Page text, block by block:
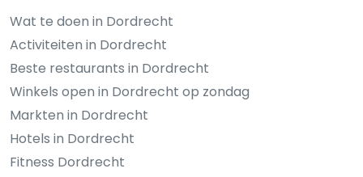
Wat te doen in Dordrecht
Activiteiten in Dordrecht
Beste restaurants in Dordrecht
Winkels open in Dordrecht op zondag
Markten in Dordrecht
Hotels in Dordrecht
Fitness Dordrecht